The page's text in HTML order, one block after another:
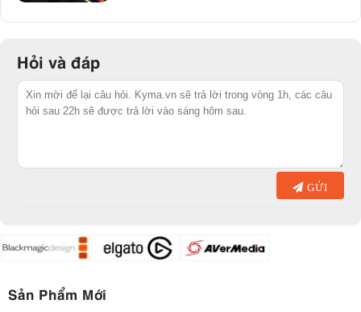
Hỏi và đáp
GỬI
Sản Phẩm Mới